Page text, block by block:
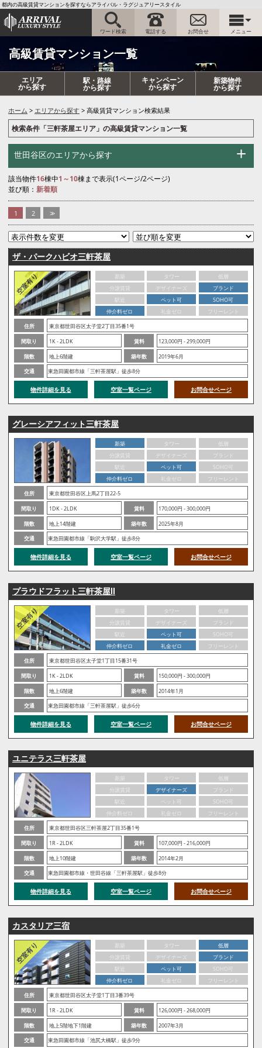
都内の高級賃貸マンションを探すならアライバル・ラグジュアリースタイル
ワード検索 電話する お問合せ メニュー
高級賃貸マンション一覧
エリア
から探す
駅・路線
から探す
キャンペーン
から探す
新築物件
から探す
ホーム エリアから探す 高級賃貸マンション検索結果
検索条件「三軒茶屋エリア」の高級賃貸マンション一覧
世田谷区のエリアから探す
該当物件16棟中1～10棟まで表示(1ページ/2ページ)
並び順： 新着順
1 2 >>
ザ・パークハビオ三軒茶屋
新築 タワー
低層
分譲賃貸
デザイナーズ
ブランド
駅近
ペット可
SOHO可
仲介料ゼロ
礼金ゼロ
フリーレント
住所
東京都世田谷区太子堂2丁目35番1号
間取り
1K - 2LDK 賃料
123,000円 - 299,000円
階数
地上6階建 築年数
2019年6月
交通
東急田園都市線「三軒茶屋駅」徒歩8分
物件詳細を見る 空室一覧ページ お問合せページ
グレーシアフィット三軒茶屋
新築 タワー
低層
分譲賃貸
デザイナーズ
ブランド
駅近
ペット可
SOHO可
仲介料ゼロ
礼金ゼロ
フリーレント
住所
東京都世田谷区上馬2丁目22-5
間取り
1DK - 2LDK 賃料
170,000円 - 300,000円
階数
地上14階建 築年数
2025年8月
交通
東急田園都市線「駒沢大学駅」徒歩8分
物件詳細を見る 空室一覧ページ お問合せページ
プラウドフラット三軒茶屋Ⅱ
新築 タワー
低層
分譲賃貸
デザイナーズ
ブランド
駅近
ペット可
SOHO可
仲介料ゼロ
礼金ゼロ
フリーレント
住所
東京都世田谷区太子堂1丁目15番31号
間取り
1K - 2LDK 賃料
150,000円 - 300,000円
階数
地上6階建 築年数
2014年1月
交通
東急田園都市線「三軒茶屋駅」徒歩6分
物件詳細を見る 空室一覧ページ お問合せページ
ユニテラス三軒茶屋
新築 タワー
低層
分譲賃貸
デザイナーズ
ブランド
駅近
ペット可
SOHO可
仲介料ゼロ
礼金ゼロ
フリーレント
住所
東京都世田谷区三軒茶屋2丁目35番1号
間取り
1R - 2LDK 賃料
107,000円 - 216,000円
階数
地上10階建 築年数
2014年2月
交通
東急田園都市線・世田谷線「三軒茶屋駅」徒歩8分
物件詳細を見る 空室一覧ページ お問合せページ
カスタリア三宿
新築 タワー
低層
分譲賃貸
デザイナーズ
ブランド
駅近
ペット可
SOHO可
仲介料ゼロ
礼金ゼロ
フリーレント
住所
東京都世田谷区太子堂1丁目3番39号
間取り
1R - 2LDK 賃料
126,000円 - 268,000円
階数
地上5階地下1階建 築年数
2007年3月
交通
東急田園都市線「池尻大橋駅」徒歩9分